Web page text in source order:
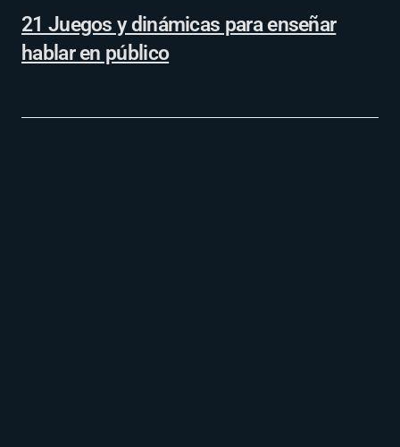
21 Juegos y dinámicas para enseñar
hablar en público